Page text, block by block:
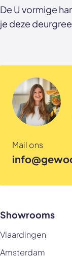
De U vormige
je deze
Mail ons
Showrooms
Vlaardingen
Amsterdam